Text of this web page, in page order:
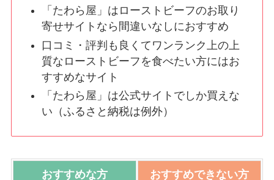
「たわら屋」はローストビーフのお取り
寄せサイトなら間違いなしにおすすめ
口コミ・評判も良くてワンランク上の上
質なローストビーフを食べたい方にはお
すすめなサイト
「たわら屋」は公式サイトでしか買えな
い（ふるさと納税は例外）
おすすめな方 おすすめできない方